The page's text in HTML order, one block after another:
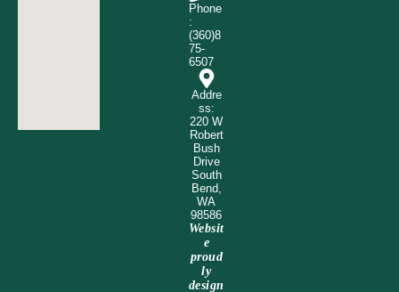
Phone
:
(360)8
75-
6507
Addre
ss:
220 W
Robert
Bush
Drive
South
Bend,
WA
98586
Websit
e
proud
ly
design